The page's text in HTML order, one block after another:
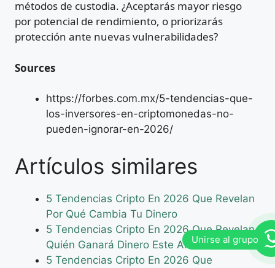
métodos de custodia. ¿Aceptarás mayor riesgo
por potencial de rendimiento, o priorizarás
protección ante nuevas vulnerabilidades?
Sources
https://forbes.com.mx/5-tendencias-que-
los-inversores-en-criptomonedas-no-
pueden-ignorar-en-2026/
Artículos similares
5 Tendencias Cripto En 2026 Que Revelan
Por Qué Cambia Tu Dinero
5 Tendencias Cripto En 2026 Que Revelan
Quién Ganará Dinero Este Año
5 Tendencias Cripto En 2026 Que